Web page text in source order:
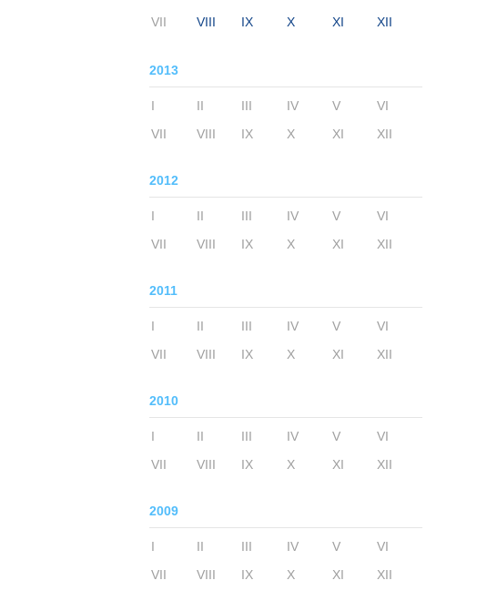
VII VIII IX X XI XII
2013
I II III IV V
VI
VII
VIII IX X XI XII
2012
I II III IV V
VI
VII
VIII IX X XI XII
2011
I II III IV V
VI
VII
VIII IX X XI XII
2010
I II III IV V
VI
VII
VIII IX X XI XII
2009
I II III IV V
VI
VII
VIII IX X XI XII